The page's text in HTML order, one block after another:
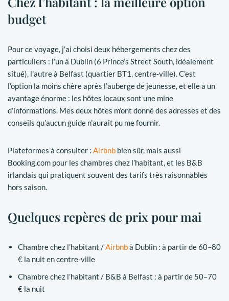
budget
Pour ce voyage, j’ai choisi deux hébergements chez des
particuliers : l’un à Dublin (6 Prince’s Street South, idéalement
situé), l’autre à Belfast (quartier BT1, centre-ville). C’est
l’option la moins chère après l’auberge de jeunesse, et elle a un
avantage énorme : les hôtes locaux sont une mine
d’informations. Mes deux hôtes m’ont donné des adresses et des
conseils qu’aucun guide n’aurait pu me fournir.
Plateformes à consulter : Airbnb bien sûr, mais aussi
Booking.com pour les chambres chez l’habitant, et les B&B
irlandais qui pratiquent souvent des tarifs très raisonnables
hors saison.
Quelques repères de prix pour mai
Chambre chez l’habitant /Airbnbà Dublin : à partir de 60–80
€ la nuit en centre-ville
Chambre chez l’habitant / B&B à Belfast : à partir de 50–70
€ la nuit